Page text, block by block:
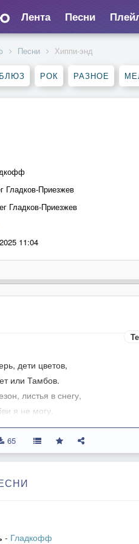
Лента Песни
Песни Хиппи-энд
РОК РАЗНОЕ
Гладков-Приезжев
Гладков-Приезжев
11:04
дети цветов,
или Тамбов.
листья в снегу,
я не могу.
сдан в гардероб,
весь автостоп.
двигать домой.
65
- Гладкофф